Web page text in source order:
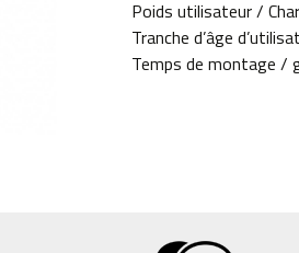
Poids utilisateur /
Tranche d’âge
Temps de montage /